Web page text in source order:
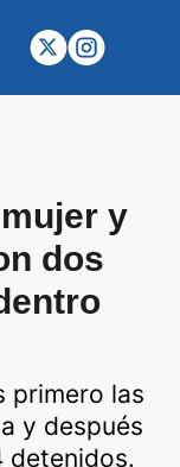
y
dos
primero las
y después
detenidos.